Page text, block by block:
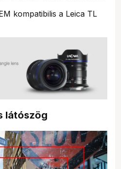
kompatibilis a Leica TL
látószög